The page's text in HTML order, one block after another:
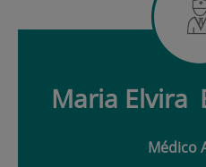
Maria Elvira
Médico